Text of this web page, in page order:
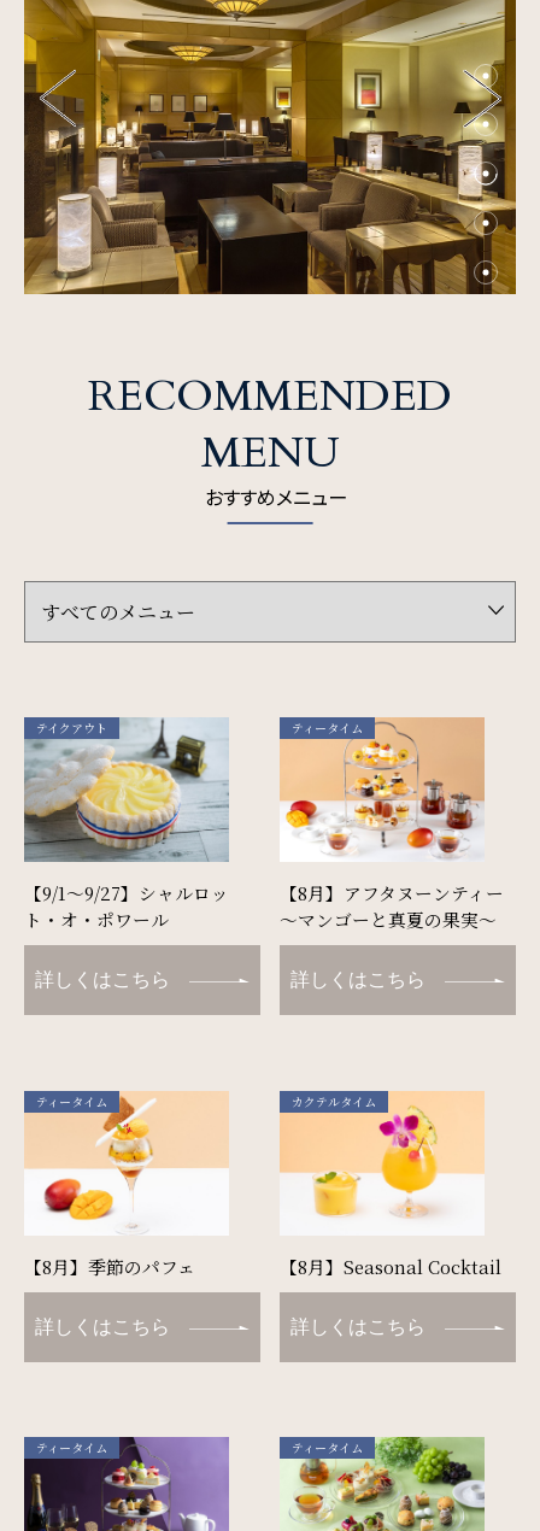
Gallery
フォトギャラリー
One Harmony
会員プログラム「One Harmony」
News
FAQ
SDGsへの取り組み
Contact
お問い合わせ
オンラインショップ
フロアガイド プレスリリース
パンフレット 個人情報保護方針
サイトポリシー
特定商取引法に基づく表記
RECOMMENDED
MENU
おすすめメニュー
テイクアウト
【9/1～9/27】シャルロッ
ト・オ・ポワール
詳しくはこちら
ティータイム
【8月】アフタヌーンティー
～マンゴーと真夏の果実～
詳しくはこちら
ティータイム
【8月】季節のパフェ
詳しくはこちら
カクテルタイム
【8月】Seasonal Cocktail
詳しくはこちら
ティータイム ティータイム